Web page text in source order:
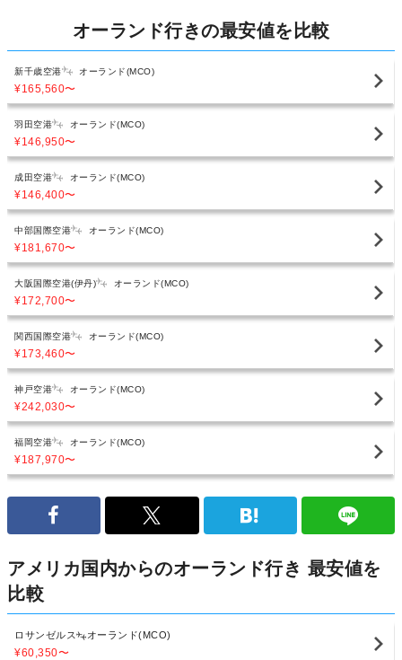
オーランド行きの最安値を比較
新千歳空港 オーランド(MCO)
¥165,560〜
羽田空港 オーランド(MCO)
¥146,950〜
成田空港 オーランド(MCO)
¥146,400〜
中部国際空港 オーランド(MCO)
¥181,670〜
大阪国際空港(伊丹) オーランド(MCO)
¥172,700〜
関西国際空港 オーランド(MCO)
¥173,460〜
神戸空港 オーランド(MCO)
¥242,030〜
福岡空港 オーランド(MCO)
¥187,970〜
アメリカ国内からのオーランド行き 最安値を
比較
ロサンゼルス オーランド(MCO)
¥60,350〜